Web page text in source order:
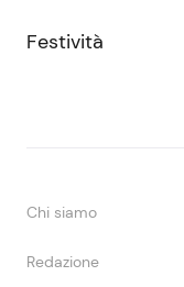
Festività
Chi siamo
Redazione